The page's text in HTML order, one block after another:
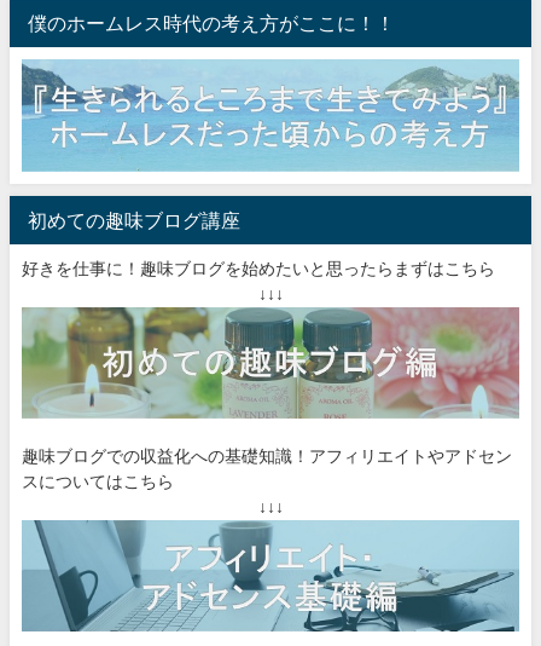
僕のホームレス時代の考え方がここに！！
初めての趣味ブログ講座
好きを仕事に！趣味ブログを始めたいと思ったらまずはこちら
↓↓↓
趣味ブログでの収益化への基礎知識！アフィリエイトやアドセン
スについてはこちら
↓↓↓